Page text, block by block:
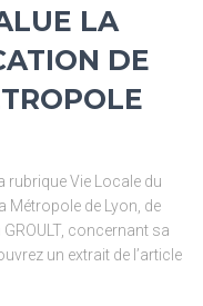
LA
DE
rubrique Vie Locale du
Métropole de Lyon, de
concernant sa
un extrait de l’article